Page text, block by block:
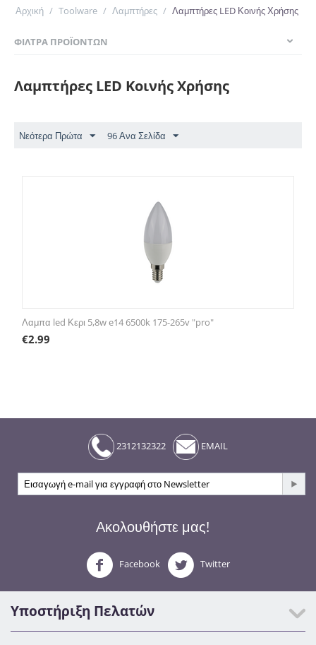
Αρχική / Toolware / Λαμπτήρες / Λαμπτήρες LED Κοινής Χρήσης
ΦΊΛΤΡΑ ΠΡΟΪΌΝΤΩΝ
Λαμπτήρες LED Κοινής Χρήσης
Νεότερα Πρώτα 96 Ανα Σελίδα
Λαμπα led Κερι 5,8w e14 6500k 175-265v "pro"
€2.99
2312132322 EMAIL
Ακολουθήστε μας!
Facebook Twitter
Υποστήριξη Πελατών